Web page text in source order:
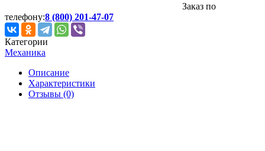
Заказ по
телефону:8 (800) 201-47-07
Категории
Механика
Описание
Характеристики
Отзывы (0)